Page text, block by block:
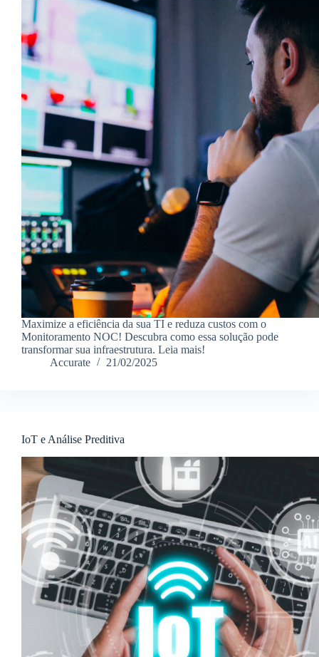
Maximize a eficiência da sua TI e reduza custos com o
Monitoramento NOC! Descubra como essa solução pode
transformar sua infraestrutura. Leia mais!
Accurate
21/02/2025
IoT e Análise Preditiva